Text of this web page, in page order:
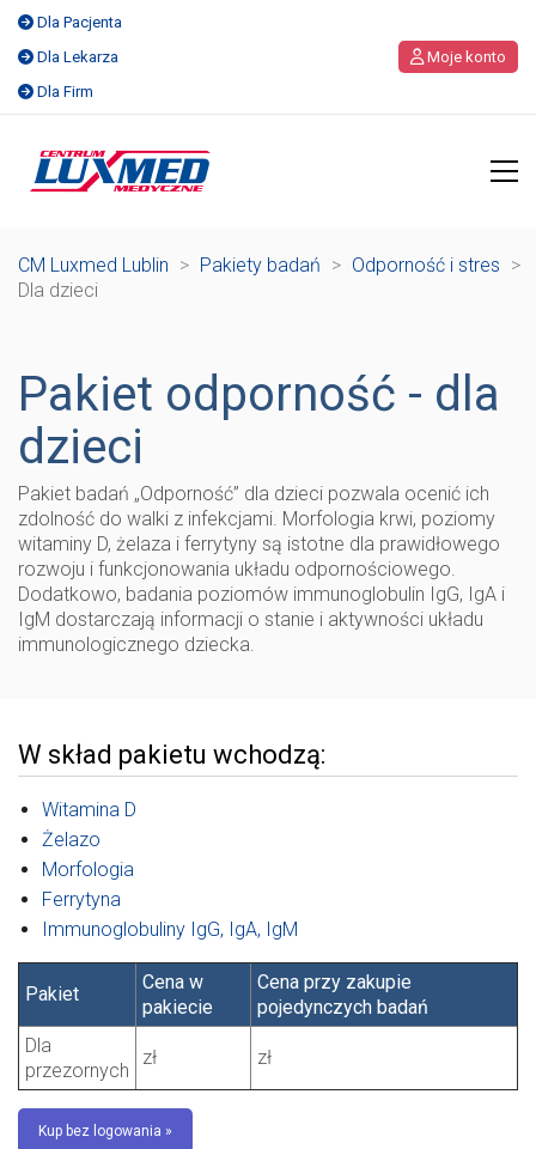
Dla Pacjenta
Dla Lekarza
Dla Firm
Moje konto
CM Luxmed Lublin > Pakiety badań > Odporność i stres >
Dla dzieci
Pakiet odporność - dla
dzieci
Pakiet badań „Odporność” dla dzieci pozwala ocenić ich
zdolność do walki z infekcjami. Morfologia krwi, poziomy
witaminy D, żelaza i ferrytyny są istotne dla prawidłowego
rozwoju i funkcjonowania układu odpornościowego.
Dodatkowo, badania poziomów immunoglobulin IgG, IgA i
IgM dostarczają informacji o stanie i aktywności układu
immunologicznego dziecka.
W skład pakietu wchodzą:
Witamina D
Żelazo
Morfologia
Ferrytyna
Immunoglobuliny IgG, IgA, IgM
Pakiet
Cena w
pakiecie
Cena przy zakupie
pojedynczych badań
Dla
przezornych
zł zł
Kup bez logowania »